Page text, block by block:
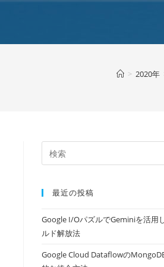
> 2020年
最近の投稿
Google I/OパズルでGeminiを活用
ルド解放法
Google Cloud Dataflowの